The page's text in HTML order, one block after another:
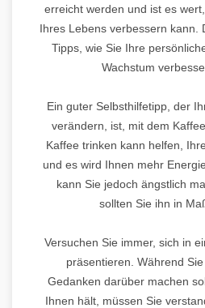
erreicht werden und ist es
Ihres Lebens verbessern kann.
Tipps, wie Sie Ihre
Wachstum
Ein guter Selbsthilfetipp, der
verändern, ist, mit dem
Kaffee trinken kann helfen,
und es wird Ihnen mehr
kann Sie jedoch ängstlich
sollten Sie ihn in
Versuchen Sie immer, sich in
präsentieren. Während
Gedanken darüber machen
Ihnen hält, müssen Sie